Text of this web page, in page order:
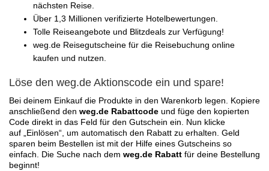
nächsten Reise.
Über 1,3 Millionen verifizierte Hotelbewertungen.
Tolle Reiseangebote und Blitzdeals zur Verfügung!
weg.de Reisegutscheine für die Reisebuchung online
kaufen und nutzen.
Löse den weg.de Aktionscode ein und spare!
Bei deinem Einkauf die Produkte in den Warenkorb legen. Kopiere
anschließend den weg.de Rabattcode und füge den kopierten
Code direkt in das Feld für den Gutschein ein. Nun klicke
auf „Einlösen“, um automatisch den Rabatt zu erhalten. Geld
sparen beim Bestellen ist mit der Hilfe eines Gutscheins so
einfach. Die Suche nach dem weg.de Rabatt für deine Bestellung
beginnt!